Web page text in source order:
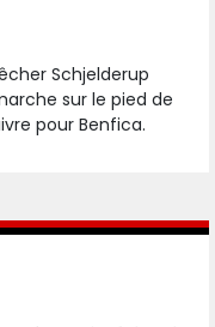
Schjelderup
sur le pied de
pour Benfica.